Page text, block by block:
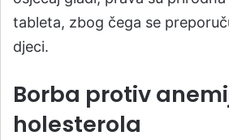
tableta, zbog čega se
djeci.
Borba protiv
holesterola